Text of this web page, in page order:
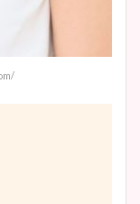
カップや水着姿も
まとめた！